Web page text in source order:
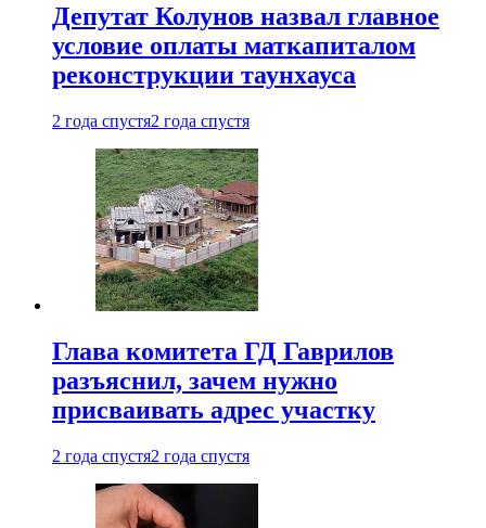
Депутат Колунов назвал главное
условие оплаты маткапиталом
реконструкции таунхауса
2 года спустя2 года спустя
Глава комитета ГД Гаврилов
разъяснил, зачем нужно
присваивать адрес участку
2 года спустя2 года спустя